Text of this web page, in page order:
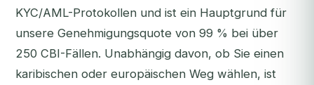
KYC/AML-Protokollen und ist ein Hauptgrund für
unsere Genehmigungsquote von 99 % bei über
250 CBI-Fällen. Unabhängig davon, ob Sie einen
karibischen oder europäischen Weg wählen, ist